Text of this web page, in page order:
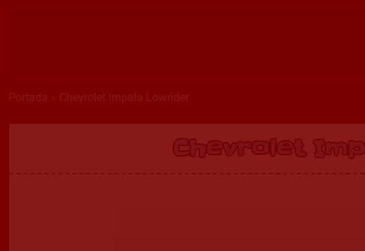
Portada Chevrolet Impala Lowrider
Chevrolet